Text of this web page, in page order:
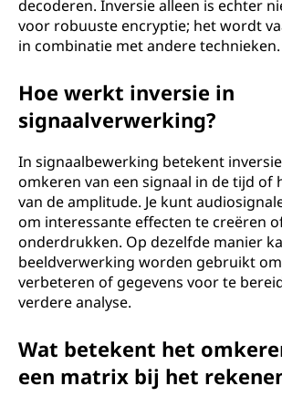
decoderen. Inversie alleen is echter
voor robuuste encryptie; het wordt
in combinatie met andere technieken.
Hoe werkt inversie in
signaalverwerking?
In signaalbewerking betekent
omkeren van een signaal in de tijd of
van de amplitude. Je kunt
om interessante effecten te creëren
onderdrukken. Op dezelfde manier
beeldverwerking worden gebruikt
verbeteren of gegevens voor te
verdere analyse.
Wat betekent het
een matrix bij het